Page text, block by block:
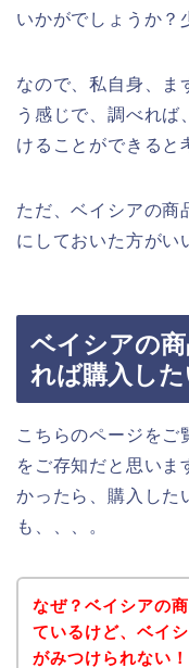
いかがでしょうか？
なので、私自身、
う感じで、調べれば
けることができると
ただ、ベイシアの商
にしておいた方がい
ベイシアの
れば購入した
こちらのページをご
をご存知だと思いま
かったら、購入した
も、、、。
なぜ？ベイシアの
ているけど、ベイ
がみつけられない！